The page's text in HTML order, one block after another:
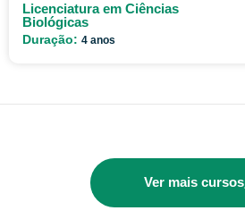
Licenciatura em Ciências
Biológicas
Duração: 4 anos
Ver mais cursos